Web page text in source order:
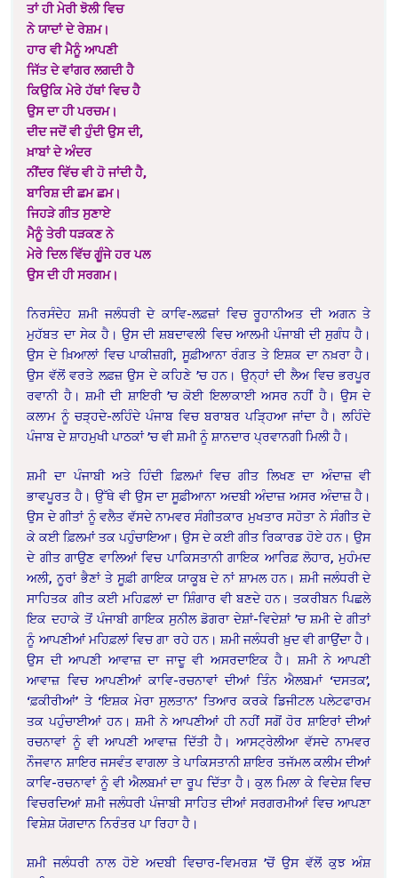
ਤਾਂ ਹੀ ਮੇਰੀ ਝੋਲੀ ਵਿਚ
ਨੇ ਯਾਦਾਂ ਦੇ ਰੇਸ਼ਮ।
ਹਾਰ ਵੀ ਮੈਨੂੰ ਆਪਣੀ
ਜਿੱਤ ਦੇ ਵਾਂਗਰ ਲਗਦੀ ਹੈ
ਕਿਉਕਿ ਮੇਰੇ ਹੱਥਾਂ ਵਿਚ ਹੈ
ਉਸ ਦਾ ਹੀ ਪਰਚਮ।
ਦੀਦ ਜਦੋਂ ਵੀ ਹੁੰਦੀ ਉਸ ਦੀ,
ਖ਼ਾਬਾਂ ਦੇ ਅੰਦਰ
ਨੀਂਦਰ ਵਿੱਚ ਵੀ ਹੋ ਜਾਂਦੀ ਹੈ,
ਬਾਰਿਸ਼ ਦੀ ਛਮ ਛਮ।
ਜਿਹੜੇ ਗੀਤ ਸੁਣਾਏ
ਮੈਨੂੰ ਤੇਰੀ ਧੜਕਣ ਨੇ
ਮੇਰੇ ਦਿਲ ਵਿੱਚ ਗੂੰਜੇ ਹਰ ਪਲ
ਉਸ ਦੀ ਹੀ ਸਰਗਮ।
ਨਿਰਸੰਦੇਹ ਸ਼ਮੀ ਜਲੰਧਰੀ ਦੇ ਕਾਵਿ-ਲਫ਼ਜ਼ਾਂ ਵਿਚ ਰੂਹਾਨੀਅਤ ਦੀ ਅਗਨ ਤੇ
ਮੁਹੱਬਤ ਦਾ ਸੇਕ ਹੈ। ਉਸ ਦੀ ਸ਼ਬਦਾਵਲੀ ਵਿਚ ਆਲਮੀ ਪੰਜਾਬੀ ਦੀ ਸੁਗੰਧ ਹੈ।
ਉਸ ਦੇ ਖ਼ਿਆਲਾਂ ਵਿਚ ਪਾਕੀਜ਼ਗੀ, ਸੂਫ਼ੀਆਨਾ ਰੰਗਤ ਤੇ ਇਸ਼ਕ ਦਾ ਨਖ਼ਰਾ ਹੈ।
ਉਸ ਵੱਲੋਂ ਵਰਤੇ ਲਫ਼ਜ਼ ਉਸ ਦੇ ਕਹਿਣੇ ’ਚ ਹਨ। ਉਨ੍ਹਾਂ ਦੀ ਲੈਅ ਵਿਚ ਭਰਪੂਰ
ਰਵਾਨੀ ਹੈ। ਸ਼ਮੀ ਦੀ ਸ਼ਾਇਰੀ ’ਚ ਕੋਈ ਇਲਾਕਾਈ ਅਸਰ ਨਹੀਂ ਹੈ। ਉਸ ਦੇ
ਕਲਾਮ ਨੂੰ ਚੜ੍ਹਦੇ-ਲਹਿੰਦੇ ਪੰਜਾਬ ਵਿਚ ਬਰਾਬਰ ਪੜ੍ਹਿਆ ਜਾਂਦਾ ਹੈ। ਲਹਿੰਦੇ
ਪੰਜਾਬ ਦੇ ਸ਼ਾਹਮੁਖੀ ਪਾਠਕਾਂ ’ਚ ਵੀ ਸ਼ਮੀ ਨੂੰ ਸ਼ਾਨਦਾਰ ਪ੍ਰਵਾਨਗੀ ਮਿਲੀ ਹੈ।
ਸ਼ਮੀ ਦਾ ਪੰਜਾਬੀ ਅਤੇ ਹਿੰਦੀ ਫ਼ਿਲਮਾਂ ਵਿਚ ਗੀਤ ਲਿਖਣ ਦਾ ਅੰਦਾਜ਼ ਵੀ
ਭਾਵਪੂਰਤ ਹੈ। ਉੱਥੇ ਵੀ ਉਸ ਦਾ ਸੂਫ਼ੀਆਨਾ ਅਦਬੀ ਅੰਦਾਜ਼ ਅਸਰ ਅੰਦਾਜ਼ ਹੈ।
ਉਸ ਦੇ ਗੀਤਾਂ ਨੂੰ ਵਲੈਤ ਵੱਸਦੇ ਨਾਮਵਰ ਸੰਗੀਤਕਾਰ ਮੁਖਤਾਰ ਸਹੋਤਾ ਨੇ ਸੰਗੀਤ ਦੇ
ਕੇ ਕਈ ਫ਼ਿਲਮਾਂ ਤਕ ਪਹੁੰਚਾਇਆ। ਉਸ ਦੇ ਕਈ ਗੀਤ ਰਿਕਾਰਡ ਹੋਏ ਹਨ। ਉਸ
ਦੇ ਗੀਤ ਗਾਉਣ ਵਾਲਿਆਂ ਵਿਚ ਪਾਕਿਸਤਾਨੀ ਗਾਇਕ ਆਰਿਫ਼ ਲੋਹਾਰ, ਮੁਹੰਮਦ
ਅਲੀ, ਨੂਰਾਂ ਭੈਣਾਂ ਤੇ ਸੂਫ਼ੀ ਗਾਇਕ ਯਾਕੂਬ ਦੇ ਨਾਂ ਸ਼ਾਮਲ ਹਨ। ਸ਼ਮੀ ਜਲੰਧਰੀ ਦੇ
ਸਾਹਿਤਕ ਗੀਤ ਕਈ ਮਹਿਫ਼ਲਾਂ ਦਾ ਸ਼ਿੰਗਾਰ ਵੀ ਬਣਦੇ ਹਨ। ਤਕਰੀਬਨ ਪਿਛਲੇ
ਇਕ ਦਹਾਕੇ ਤੋਂ ਪੰਜਾਬੀ ਗਾਇਕ ਸੁਨੀਲ ਡੋਗਰਾ ਦੇਸ਼ਾਂ-ਵਿਦੇਸ਼ਾਂ ’ਚ ਸ਼ਮੀ ਦੇ ਗੀਤਾਂ
ਨੂੰ ਆਪਣੀਆਂ ਮਹਿਫ਼ਲਾਂ ਵਿਚ ਗਾ ਰਹੇ ਹਨ। ਸ਼ਮੀ ਜਲੰਧਰੀ ਖ਼ੁਦ ਵੀ ਗਾਉਂਦਾ ਹੈ।
ਉਸ ਦੀ ਆਪਣੀ ਆਵਾਜ਼ ਦਾ ਜਾਦੂ ਵੀ ਅਸਰਦਾਇਕ ਹੈ। ਸ਼ਮੀ ਨੇ ਆਪਣੀ
ਆਵਾਜ਼ ਵਿਚ ਆਪਣੀਆਂ ਕਾਵਿ-ਰਚਨਾਵਾਂ ਦੀਆਂ ਤਿੰਨ ਐਲਬਮਾਂ ‘ਦਸਤਕ’,
‘ਫ਼ਕੀਰੀਆਂ’ ਤੇ ‘ਇਸ਼ਕ ਮੇਰਾ ਸੁਲਤਾਨ’ ਤਿਆਰ ਕਰਕੇ ਡਿਜੀਟਲ ਪਲੇਟਫਾਰਮ
ਤਕ ਪਹੁੰਚਾਈਆਂ ਹਨ। ਸ਼ਮੀ ਨੇ ਆਪਣੀਆਂ ਹੀ ਨਹੀਂ ਸਗੋਂ ਹੋਰ ਸ਼ਾਇਰਾਂ ਦੀਆਂ
ਰਚਨਾਵਾਂ ਨੂੰ ਵੀ ਆਪਣੀ ਆਵਾਜ਼ ਦਿੱਤੀ ਹੈ। ਆਸਟ੍ਰੇਲੀਆ ਵੱਸਦੇ ਨਾਮਵਰ
ਨੌਜਵਾਨ ਸ਼ਾਇਰ ਜਸਵੰਤ ਵਾਗਲਾ ਤੇ ਪਾਕਿਸਤਾਨੀ ਸ਼ਾਇਰ ਤਜੱਮਲ ਕਲੀਮ ਦੀਆਂ
ਕਾਵਿ-ਰਚਨਾਵਾਂ ਨੂੰ ਵੀ ਐਲਬਮਾਂ ਦਾ ਰੂਪ ਦਿੱਤਾ ਹੈ। ਕੁਲ ਮਿਲਾ ਕੇ ਵਿਦੇਸ਼ ਵਿਚ
ਵਿਚਰਦਿਆਂ ਸ਼ਮੀ ਜਲੰਧਰੀ ਪੰਜਾਬੀ ਸਾਹਿਤ ਦੀਆਂ ਸਰਗਰਮੀਆਂ ਵਿਚ ਆਪਣਾ
ਵਿਸ਼ੇਸ਼ ਯੋਗਦਾਨ ਨਿਰੰਤਰ ਪਾ ਰਿਹਾ ਹੈ।
ਸ਼ਮੀ ਜਲੰਧਰੀ ਨਾਲ ਹੋਏ ਅਦਬੀ ਵਿਚਾਰ-ਵਿਮਰਸ਼ ’ਚੋਂ ਉਸ ਵੱਲੋਂ ਕੁਝ ਅੰਸ਼